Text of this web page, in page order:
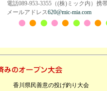
電話089-953-3355（(株)ミック内）携
メールアドレス620@mic-mia.com
香川県民善意の投げ釣り大会